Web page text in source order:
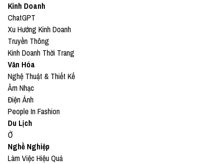
Kinh Doanh
ChatGPT
Xu Hướng Kinh Doanh
Truyền Thông
Kinh Doanh Thời Trang
Văn Hóa
Nghệ Thuật & Thiết Kế
Âm Nhạc
Điện Ảnh
People In Fashion
Du Lịch
Ở
Nghề Nghiệp
Làm Việc Hiệu Quả